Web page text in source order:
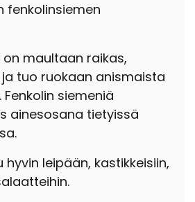
fenkolinsiemen
on maultaan raikas,
tuo ruokaan anismaista
siemeniä
ainesosana tietyissä
hyvin leipään, kastikkeisiin,